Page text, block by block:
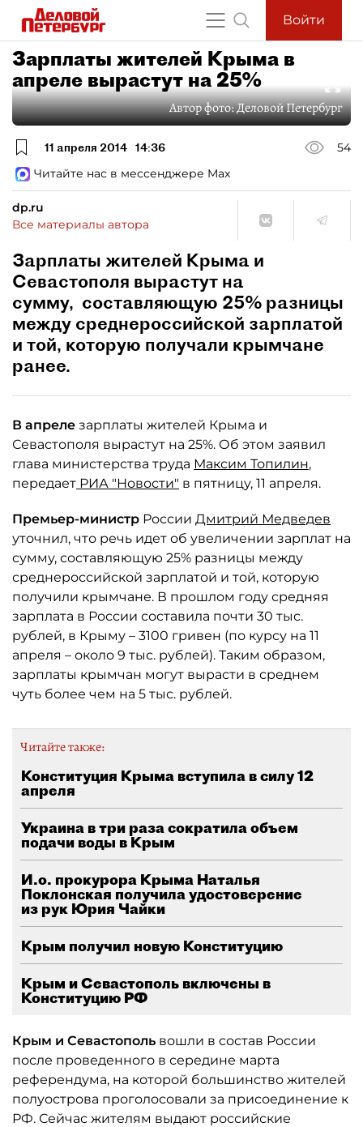
Войти
Зарплаты жителей Крыма в
апреле вырастут на 25%
Автор фото:Деловой Петербург
11 апреля 2014 14:36
54
Читайте нас в мессенджере Max
dp.ru
Все материалы автора
Зарплаты жителей Крыма и
Севастополя вырастут на
сумму, составляющую 25% разницы
между среднероссийской зарплатой
и той, которую получали крымчане
ранее.
В апреле зарплаты жителей Крыма и
Севастополя вырастут на 25%. Об этом заявил
глава министерства труда Максим Топилин,
передает РИА "Новости" в пятницу, 11 апреля.
Премьер-министр России Дмитрий Медведев
уточнил, что речь идет об увеличении зарплат на
сумму, составляющую 25% разницы между
среднероссийской зарплатой и той, которую
получили крымчане. В прошлом году средняя
зарплата в России составила почти 30 тыс.
рублей, в Крыму – 3100 гривен (по курсу на 11
апреля – около 9 тыс. рублей). Таким образом,
зарплаты крымчан могут вырасти в среднем
чуть более чем на 5 тыс. рублей.
Читайте также:
Конституция Крыма вступила в силу 12
апреля
Украина в три раза сократила объем
подачи воды в Крым
И.о. прокурора Крыма Наталья
Поклонская получила удостоверение
из рук Юрия Чайки
Крым получил новую Конституцию
Крым и Севастополь включены в
Конституцию РФ
Крым и Севастополь вошли в состав России
после проведенного в середине марта
референдума, на которой большинство жителей
полуострова проголосовали за присоединение к
РФ. Сейчас жителям выдают российские